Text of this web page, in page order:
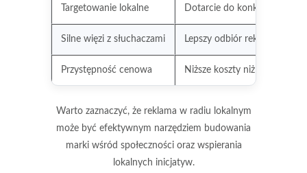
Targetowanie lokalne Dotarcie do konkretnej
Silne więzi z słuchaczami Lepszy odbiór reklamy
Przystępność cenowa Niższe koszty niż w innych
Warto zaznaczyć, że reklama w radiu lokalnym
może być efektywnym narzędziem budowania
marki wśród społeczności oraz wspierania
lokalnych inicjatyw.